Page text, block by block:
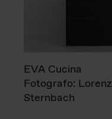
EVA Cucina
Fotografo: Lorenz
Sternbach